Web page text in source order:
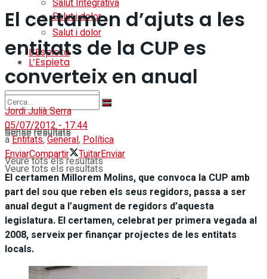
Salut i dolor
L’Espieta
Sense resultats
Veure tots els resultats
Salut Integrativa
Salut i dolor
L’Espieta
Sense resultats
Veure tots els resultats
El certamen d’ajuts a les
entitats de la CUP es
converteix en anual
Jordi Julià Serra
05/07/2012 - 17:44
aEntitats,General,Política
EnviarCompartir TuitarEnviar
El certamen Millorem Molins, que convoca la CUP amb
part del sou que reben els seus regidors, passa a ser
anual degut a l’augment de regidors d’aquesta
legislatura. El certamen, celebrat per primera vegada al
2008, serveix per finançar projectes de les entitats
locals.